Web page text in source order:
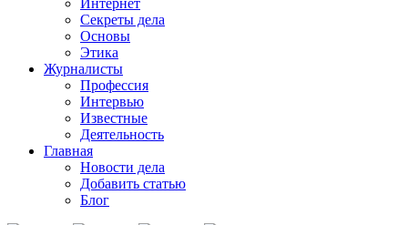
Интернет
Секреты дела
Основы
Этика
Журналисты
Профессия
Интервью
Известные
Деятельность
Главная
Новости дела
Добавить статью
Блог